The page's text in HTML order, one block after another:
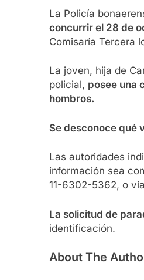
La Policía
concurrir el 28 de
Comisaría Tercera
La joven, hija de
policial, posee una
hombros.
Se desconoce qué
Las autoridades
información sea
11-6302-5362, o
La solicitud de
identificación.
About The